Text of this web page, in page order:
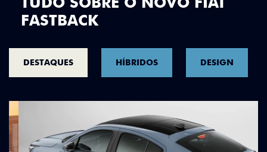
FASTBACK
DESTAQUES HÍBRIDOS DESIGN